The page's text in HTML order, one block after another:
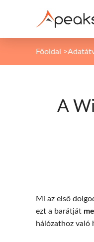
Főoldal >
A
Mi az első
ezt a barátját
hálózathoz való